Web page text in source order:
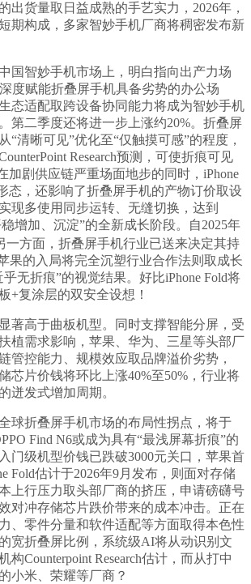
出货量取日益成熟的手艺实力，2026年，
期构成，多家智妙手机厂商将稠密发布新
智妙手机市场上，明白指向出产力场
度赋能折叠屏手机具备劣势的办公场
态适配取跨设备协同能力将成为智妙手机
第二季度还将进一步上涨约20%。折叠屏
“清晰可见”优化至“仅触摸可感”的程度，
Research预测，可使折痕可见
加剧供应链严重场面地步的同时，iPhone
态，还影响了折叠屏手机的产物订价取设
现多使用同步运转、无缝切换，达到
增加、沉淀”的全新成长阶段。自2025年
一方面，折叠屏手机行业已送来决定其持
果的入局将完全沉塑行业合作法则取成长
无折痕”的视觉结果。好比iPhone Fold将
+复涂层的双安全设想！
高于曲板机型。同时支撑智能分屏，受
植需求影响，苹果、华为、三星等头部厂
管控能力、规模效应取品牌溢价劣势，
芯片价钱将环比上涨40%至50%，行业将
迸发式增加周期。
折叠屏手机市场的布局性拐点，将于
Find N6或成为具有“最浅屏幕折痕”的
门级机型价钱已跌破3000元关口，苹果首
Fold估计于2026年9月发布，则面对存储
上行压力取头部厂商的挤压，申请磅礴号
对冲存储芯片跌价带来的成本冲击。正在
、零件分量和软件适配等方面取得本色性
宽折叠屏比例，系统级AI将从动识别文
构Counterpoint Research估计，而从打中
小米、荣耀等厂商？